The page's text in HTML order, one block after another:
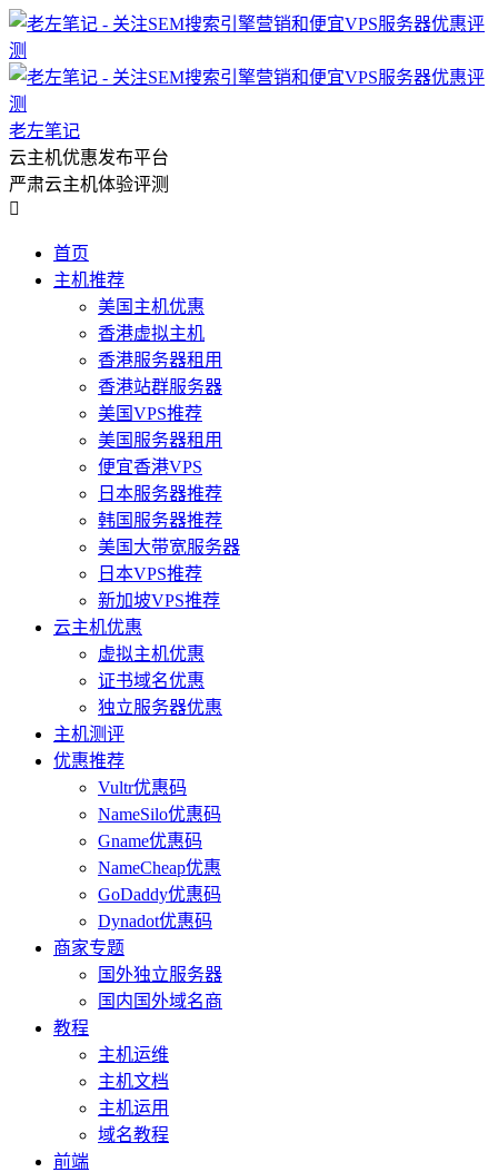
老左笔记
云主机优惠发布平台
严肃云主机体验评测

首页
主机推荐
美国主机优惠
香港虚拟主机
香港服务器租用
香港站群服务器
美国VPS推荐
美国服务器租用
便宜香港VPS
日本服务器推荐
韩国服务器推荐
美国大带宽服务器
日本VPS推荐
新加坡VPS推荐
云主机优惠
虚拟主机优惠
证书域名优惠
独立服务器优惠
主机测评
优惠推荐
Vultr优惠码
NameSilo优惠码
Gname优惠码
NameCheap优惠
GoDaddy优惠码
Dynadot优惠码
商家专题
国外独立服务器
国内国外域名商
教程
主机运维
主机文档
主机运用
域名教程
前端